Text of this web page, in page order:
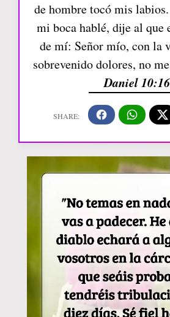
de hombre tocó mis
mi boca hablé, dije al que
de mí: Señor mío, con la
sobrevenido dolores, no
Daniel 10:16